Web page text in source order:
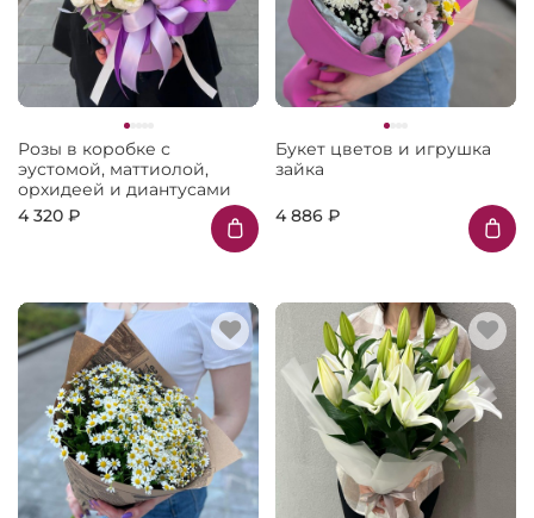
Розы в коробке с
эустомой, маттиолой,
орхидеей и диантусами
4 320 ₽
Букет цветов и игрушка
зайка
4 886 ₽